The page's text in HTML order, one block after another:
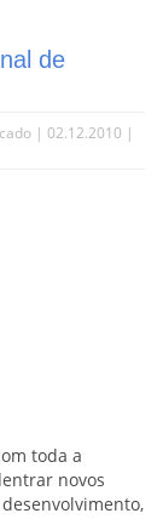
de
| 02.12.2010 |
toda a
novos